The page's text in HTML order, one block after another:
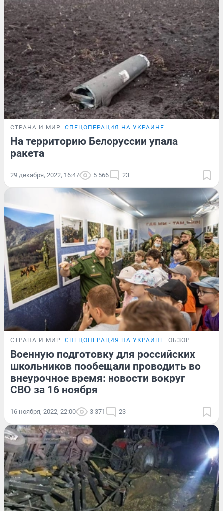
СТРАНА И МИР СПЕЦОПЕРАЦИЯ НА УКРАИНЕ
На территорию Белоруссии упала
ракета
29 декабря, 2022, 16:47 5 566 23
СТРАНА И МИР СПЕЦОПЕРАЦИЯ НА УКРАИНЕ ОБЗОР
Военную подготовку для российских
школьников пообещали проводить во
внеурочное время: новости вокруг
СВО за 16 ноября
16 ноября, 2022, 22:00 3 371 23